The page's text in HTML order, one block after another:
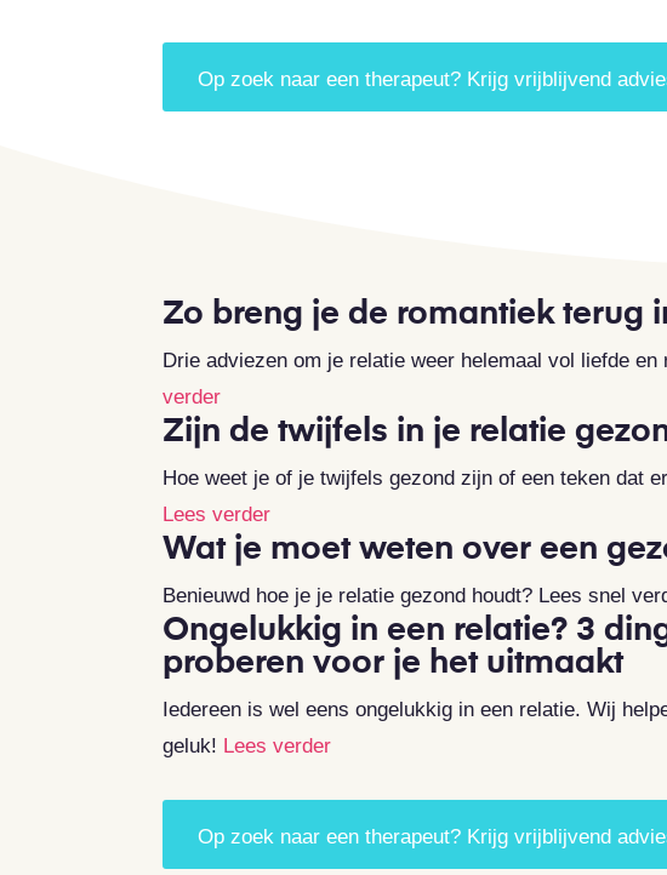
Op zoek naar een therapeut? Krijg vrijblijvend
Zo breng je de romantiek terug
Drie adviezen om je relatie weer helemaal vol liefde en
verder
Zijn de twijfels in je relatie
Hoe weet je of je twijfels gezond zijn of een teken dat
Lees verder
Wat je moet weten over een
Benieuwd hoe je je relatie gezond houdt? Lees snel
Ongelukkig in een relatie? 3
proberen voor je het uitmaakt
Iedereen is wel eens ongelukkig in een relatie. Wij
geluk! Lees verder
Op zoek naar een therapeut? Krijg vrijblijvend